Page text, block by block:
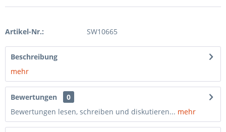
Artikel-Nr.: SW10665
Beschreibung
mehr
Bewertungen
0
Bewertungen lesen, schreiben und diskutieren... mehr